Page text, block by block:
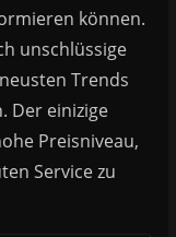
können.
unschlüssige
Trends
Der einizige
Preisniveau,
Service zu